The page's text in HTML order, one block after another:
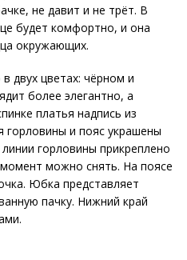
не давит и не трёт. В
будет комфортно, и она
окружающих.
двух цветах: чёрном и
более элегантно, а
платья надпись из
горловины и пояс украшены
горловины прикреплено
можно снять. На поясе
Юбка представляет
пачку. Нижний край